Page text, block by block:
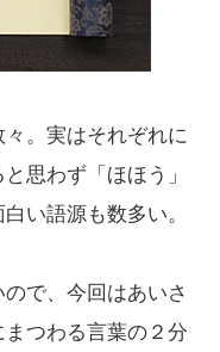
。実はそれぞれに
思わず「ほほう」
い語源も数多い。
で、今回はあいさ
つわる言葉の２分